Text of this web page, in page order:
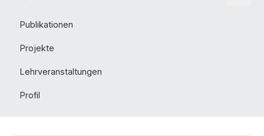
Publikationen
Projekte
Lehrveranstaltungen
Profil